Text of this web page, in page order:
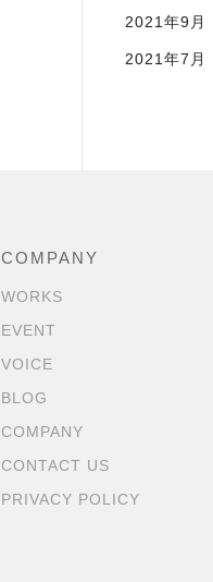
2021年9月
2021年7月
COMPANY
WORKS
EVENT
VOICE
BLOG
COMPANY
CONTACT US
PRIVACY POLICY